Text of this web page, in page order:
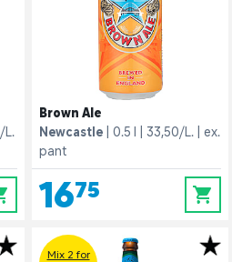
L.
Brown Ale
Newcastle
0.5 l 33,50/L.
ex.
pant
16,75 0
Mix 2 for